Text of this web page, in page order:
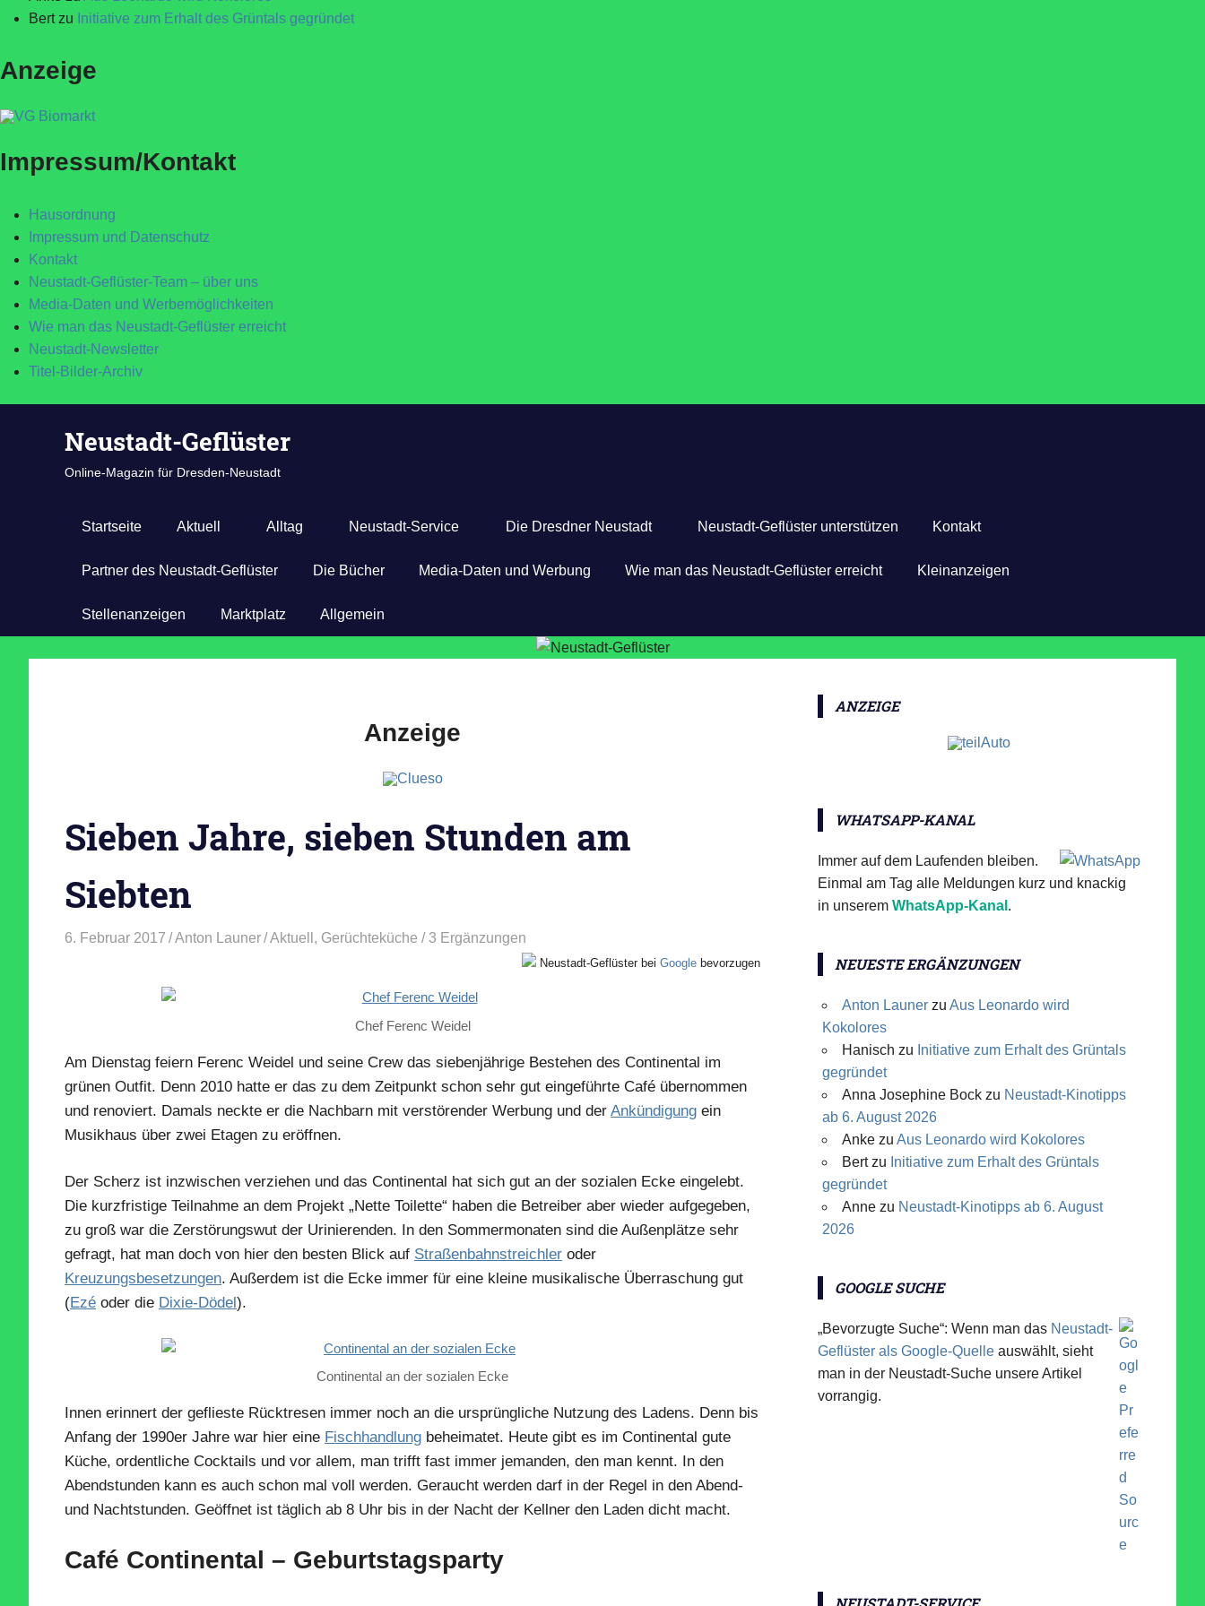
Bertzu Initiative zum Erhalt des Grüntals gegründet
Anzeige
Impressum/Kontakt
Hausordnung
Impressum und Datenschutz
Kontakt
Neustadt-Geflüster-Team – über uns
Media-Daten und Werbemöglichkeiten
Wie man das Neustadt-Geflüster erreicht
Neustadt-Newsletter
Titel-Bilder-Archiv
Neustadt-Geflüster
Online-Magazin für Dresden-Neustadt
Startseite Aktuell Alltag Neustadt-Service Die Dresdner Neustadt Neustadt-Geflüster unterstützen Kontakt
Partner des Neustadt-Geflüster Die Bücher Media-Daten und Werbung Wie man das Neustadt-Geflüster erreicht Kleinanzeigen
Stellenanzeigen Marktplatz Allgemein
Anzeige
Sieben Jahre, sieben Stunden am
Siebten
6. Februar 2017 Anton Launer Aktuell , Gerüchteküche / 3 Ergänzungen
Neustadt-Geflüster bei Google bevorzugen
Chef Ferenc Weidel
Am Dienstag feiern Ferenc Weidel und seine Crew das siebenjährige Bestehen des Continental im
grünen Outfit. Denn 2010 hatte er das zu dem Zeitpunkt schon sehr gut eingeführte Café übernommen
und renoviert. Damals neckte er die Nachbarn mit verstörender Werbung und der Ankündigung ein
Musikhaus über zwei Etagen zu eröffnen.
Der Scherz ist inzwischen verziehen und das Continental hat sich gut an der sozialen Ecke eingelebt.
Die kurzfristige Teilnahme an dem Projekt „Nette Toilette“ haben die Betreiber aber wieder aufgegeben,
zu groß war die Zerstörungswut der Urinierenden. In den Sommermonaten sind die Außenplätze sehr
gefragt, hat man doch von hier den besten Blick auf Straßenbahnstreichler oder
Kreuzungsbesetzungen. Außerdem ist die Ecke immer für eine kleine musikalische Überraschung gut
(Ezé oder die Dixie-Dödel).
Continental an der sozialen Ecke
Innen erinnert der geflieste Rücktresen immer noch an die ursprüngliche Nutzung des Ladens. Denn bis
Anfang der 1990er Jahre war hier eine Fischhandlung beheimatet. Heute gibt es im Continental gute
Küche, ordentliche Cocktails und vor allem, man trifft fast immer jemanden, den man kennt. In den
Abendstunden kann es auch schon mal voll werden. Geraucht werden darf in der Regel in den Abend-
und Nachtstunden. Geöffnet ist täglich ab 8 Uhr bis in der Nacht der Kellner den Laden dicht macht.
Café Continental – Geburtstagsparty
ANZEIGE
WHATSAPP-KANAL
Immer auf dem Laufenden bleiben.
Einmal am Tag alle Meldungen kurz und knackig
in unserem WhatsApp-Kanal .
NEUESTE ERGÄNZUNGEN
Anton Launerzu Aus Leonardo wird
Kokolores
Hanisch zu Initiative zum Erhalt des Grüntals
gegründet
Anna Josephine Bockzu Neustadt-Kinotipps
ab 6. August 2026
Ankezu Aus Leonardo wird Kokolores
Bertzu Initiative zum Erhalt des Grüntals
gegründet
Annezu Neustadt-Kinotipps ab 6. August
2026
GOOGLE SUCHE
„Bevorzugte Suche“: Wenn man das Neustadt-
Geflüster als Google-Quelle auswählt, sieht
man in der Neustadt-Suche unsere Artikel
vorrangig.